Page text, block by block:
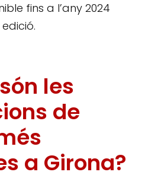
fins a l’any 2024
les
de
a Girona?